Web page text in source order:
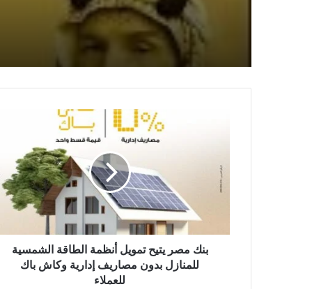
بنك مصر يتيح تمويل أنظمة الطاقة الشمسية
للمنازل بدون مصاريف إدارية وكاش باك
للعملاء